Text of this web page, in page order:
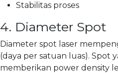
Stabilitas proses
4. Diameter Spot
Diameter spot laser
(daya per satuan luas). Spot
memberikan power density